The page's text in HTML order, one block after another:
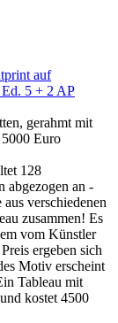
gerahmt mit
Euro
128
abgezogen an -
verschiedenen
zusammen! Es
vom Künstler
ergeben sich
Motiv erscheint
Tableau mit
kostet 4500